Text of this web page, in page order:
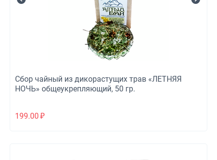
Сбор чайный из дикорастущих трав «ЛЕТНЯЯ
НОЧЬ» общеукрепляющий, 50 гр.
199.00 ₽